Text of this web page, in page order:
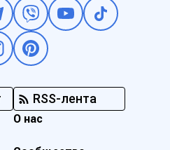
RSS-лента
О нас